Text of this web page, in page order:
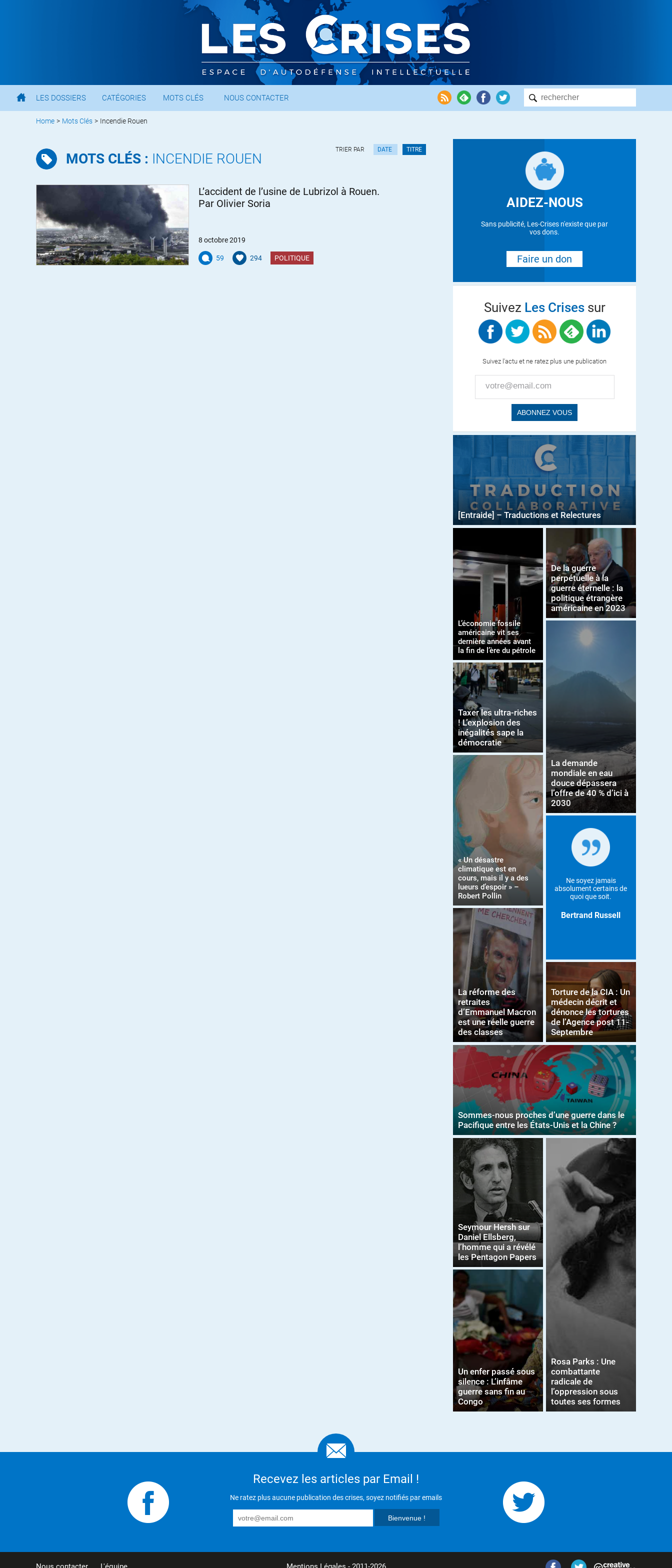
LES DOSSIERS CATÉGORIES MOTS CLÉS NOUS CONTACTER
Home > Mots Clés > Incendie Rouen
MOTS CLÉS : INCENDIE ROUEN
TRIER PAR DATE TITRE
L’accident de l’usine de Lubrizol à Rouen.
Par Olivier Soria
8 octobre 2019
59 294 POLITIQUE
AIDEZ-NOUS
Sans publicité, Les-Crises n'existe que par
vos dons.
Faire un don
Suivez Les Crisessur
Suivez l'actu et ne ratez plus une publication
[Entraide] – Traductions et Relectures
L’économie fossile
américaine vit ses
dernière années avant
la fin de l’ère du pétrole
Taxer les ultra-riches
! L’explosion des
inégalités sape la
démocratie
« Un désastre
climatique est en
cours, mais il y a des
lueurs d’espoir » –
Robert Pollin
La réforme des
retraites
d’Emmanuel Macron
est une réelle guerre
des classes
De la guerre
perpétuelle à la
guerre éternelle : la
politique étrangère
américaine en 2023
La demande
mondiale en eau
douce dépassera
l’offre de 40 % d’ici à
2030
Ne soyez jamais
absolument certains de
quoi que soit.
Bertrand Russell
Torture de la CIA : Un
médecin décrit et
dénonce les tortures
de l’Agence post 11-
Septembre
Sommes-nous proches d’une guerre dans le
Pacifique entre les États-Unis et la Chine ?
Seymour Hersh sur
Daniel Ellsberg,
l’homme qui a révélé
les Pentagon Papers
Un enfer passé sous
silence : L’infâme
guerre sans fin au
Congo
Rosa Parks : Une
combattante
radicale de
l’oppression sous
toutes ses formes
Recevez les articles par Email !
Ne ratez plus aucune publication des crises, soyez notifiés par emails